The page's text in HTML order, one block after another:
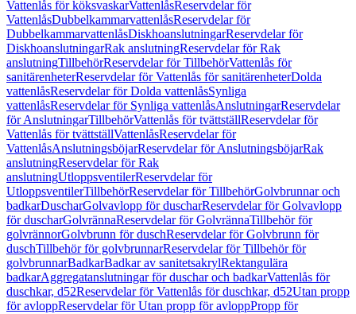
Vattenlås för köksvaskarVattenlåsReservdelar för
VattenlåsDubbelkammarvattenlåsReservdelar för
DubbelkammarvattenlåsDiskhoanslutningarReservdelar för
DiskhoanslutningarRak anslutningReservdelar för Rak
anslutningTillbehörReservdelar för TillbehörVattenlås för
sanitärenheterReservdelar för Vattenlås för sanitärenheterDolda
vattenlåsReservdelar för Dolda vattenlåsSynliga
vattenlåsReservdelar för Synliga vattenlåsAnslutningarReservdelar
för AnslutningarTillbehörVattenlås för tvättställReservdelar för
Vattenlås för tvättställVattenlåsReservdelar för
VattenlåsAnslutningsböjarReservdelar för AnslutningsböjarRak
anslutningReservdelar för Rak
anslutningUtloppsventilerReservdelar för
UtloppsventilerTillbehörReservdelar för TillbehörGolvbrunnar och
badkarDuscharGolvavlopp för duscharReservdelar för Golvavlopp
för duscharGolvrännaReservdelar för GolvrännaTillbehör för
golvrännorGolvbrunn för duschReservdelar för Golvbrunn för
duschTillbehör för golvbrunnarReservdelar för Tillbehör för
golvbrunnarBadkarBadkar av sanitetsakrylRektangulära
badkarAggregatanslutningar för duschar och badkarVattenlås för
duschkar, d52Reservdelar för Vattenlås för duschkar, d52Utan propp
för avloppReservdelar för Utan propp för avloppPropp för